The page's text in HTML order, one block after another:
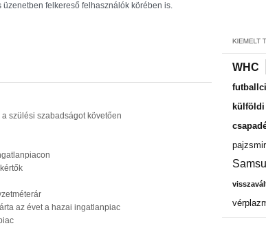
felkereső felhasználók körében is.
szülési szabadságot követően
az évet a hazai ingatlanpiac
WHC |